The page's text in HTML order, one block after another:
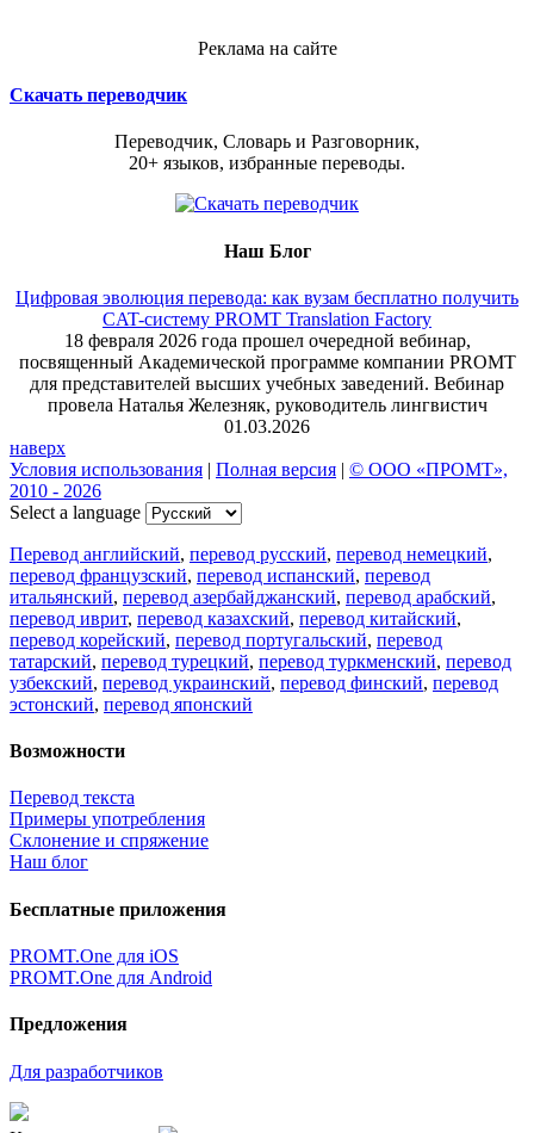
Реклама на сайте
Скачать переводчик
Переводчик, Словарь и Разговорник,
20+ языков, избранные переводы.
Наш Блог
Цифровая эволюция перевода: как вузам бесплатно получить
CAT-систему PROMT Translation Factory
18 февраля 2026 года прошел очередной вебинар,
посвященный Академической программе компании PROMT
для представителей высших учебных заведений. Вебинар
провела Наталья Железняк, руководитель лингвистич
01.03.2026
наверх
Условия использования | Полная версия | © ООО «ПРОМТ»,
2010 - 2026
Select a language
Перевод английский, перевод русский, перевод немецкий,
перевод французский, перевод испанский, перевод
итальянский, перевод азербайджанский, перевод арабский,
перевод иврит, перевод казахский, перевод китайский,
перевод корейский, перевод португальский, перевод
татарский, перевод турецкий, перевод туркменский, перевод
узбекский, перевод украинский, перевод финский, перевод
эстонский, перевод японский
Возможности
Перевод текста
Примеры употребления
Склонение и спряжение
Наш блог
Бесплатные приложения
PROMT.One для iOS
PROMT.One для Android
Предложения
Для разработчиков